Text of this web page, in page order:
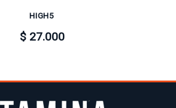
HIGH5
$ 27.000